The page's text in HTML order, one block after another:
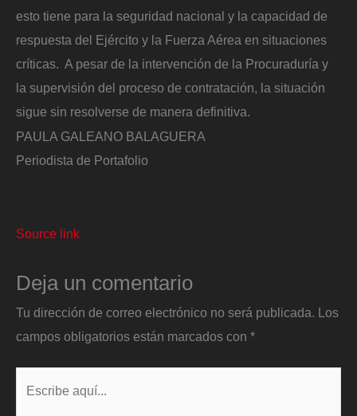
esto tiene para la seguridad nacional y la capacidad de
respuesta del Ejército y la Fuerza Aérea en situaciones
críticas. A pesar de la intervención de la Procuraduría y
la supervisión del proceso de contratación, la situación
sigue sin resolverse de manera definitiva.
PAULA GALEANO BALAGUERA
Periodista de Portafolio
Source link
Deja un comentario
Tu dirección de correo electrónico no será publicada. Los
campos obligatorios están marcados con *